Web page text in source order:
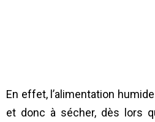
En effet, l’alimentation
et donc à sécher, dès lors